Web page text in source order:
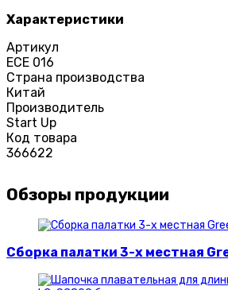
Характеристики
Артикул
ECE 016
Страна производства
Китай
Производитель
Start Up
Код товара
366622
Обзоры продукции
Сборка палатки 3-х местная